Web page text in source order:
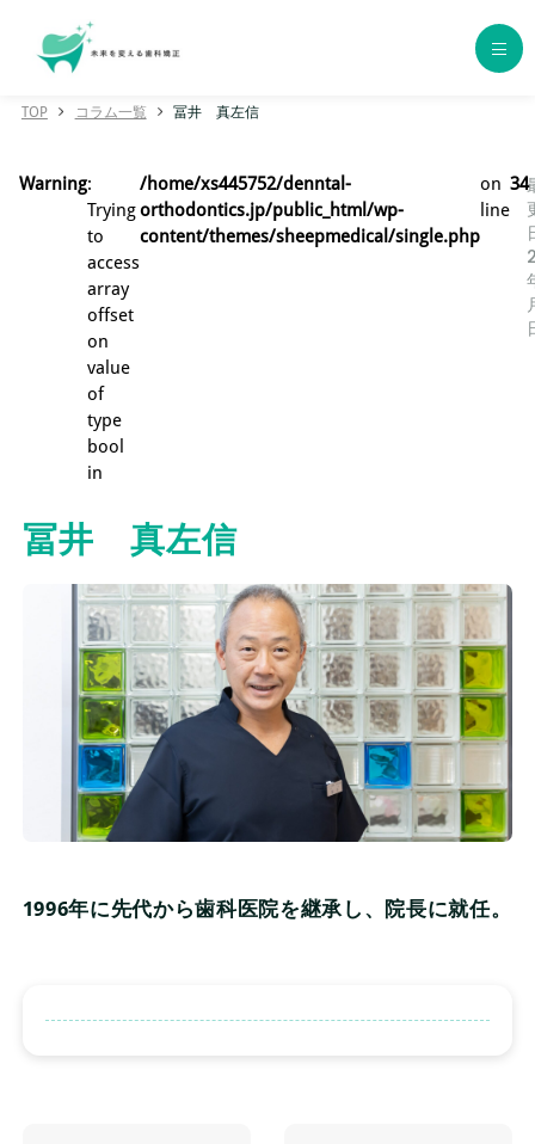
歯科矯正の種類
エリア別おすすめクリニック
年代別おすすめクリニック
用語集
監修情報
よくある質問
当サイトについて
会社概要
個人情報保護方針
評価基準及び記事制作の流れ
TOP コラム一覧 冨井 真左信
Warning:
Trying
to
access
array
offset
on
value
of
type
bool
in
/home/xs445752/denntal-
orthodontics.jp/public_html/wp-
content/themes/sheepmedical/single.php
on
line
34
冨井 真左信
1996年に先代から歯科医院を継承し、院長に就任。